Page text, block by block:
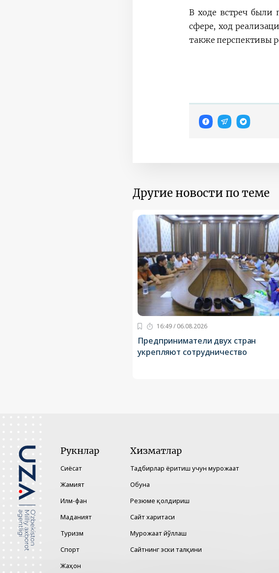
В ходе встреч были
сфере, ход
также перспективы
Другие новости по теме
16:49 / 06.08.2026
Предприниматели двух стран
укрепляют сотрудничество
Рукнлар
Сиёсат
Жамият
Илм-фан
Маданият
Туризм
Спорт
Жаҳон
Хизматлар
Тадбирлар ёритиш учун мурожаат
Обуна
Резюме қолдириш
Сайт харитаси
Мурожаат йўллаш
Сайтнинг эски талқини